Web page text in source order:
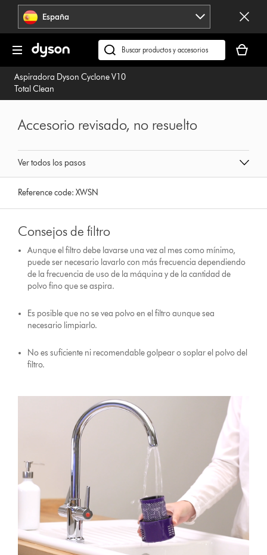
Omitir
navegación España
Buscar
en
dyson.es
cesta
está
Aspiradora Dyson Cyclone V10
Total Clean
Ver todos los pasos
Accesorio revisado, no resuelto
Reference code:XWSN
Consejos de filtro
Aunque el filtro debe lavarse una vez al mes como mínimo,
puede ser necesario lavarlo con más frecuencia dependiendo
de la frecuencia de uso de la máquina y de la cantidad de
polvo fino que se aspira.
Es posible que no se vea polvo en el filtro aunque sea
necesario limpiarlo.
No es suficiente ni recomendable golpear o soplar el polvo del
filtro.